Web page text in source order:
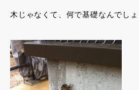
木じゃなくて、何で基礎なんでしょ